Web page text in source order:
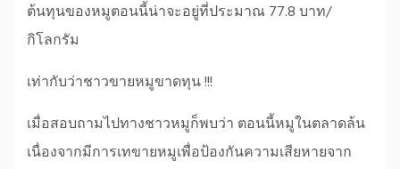
ต้นทุนของหมูตอนนี้น่าจะอยู่ที่ประมาณ 77.8 บาท/
กิโลกรัม
เท่ากับว่าชาวขายหมูขาดทุน !!!
เมื่อสอบถามไปทางชาวหมูก็พบว่า ตอนนี้หมูในตลาดล้น
เนื่องจากมีการเทขายหมูเพื่อป้องกันความเสียหายจาก